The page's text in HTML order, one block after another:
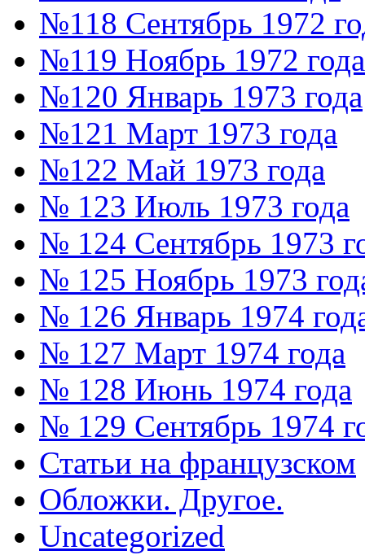
№118 Сентябрь 1972
№119 Ноябрь 1972 года
№120 Январь 1973 года
№121 Март 1973 года
№122 Май 1973 года
№ 123 Июль 1973 года
№ 124 Сентябрь 1973
№ 125 Ноябрь 1973
№ 126 Январь 1974
№ 127 Март 1974 года
№ 128 Июнь 1974 года
№ 129 Сентябрь 1974
Статьи на французском
Обложки. Другое.
Uncategorized